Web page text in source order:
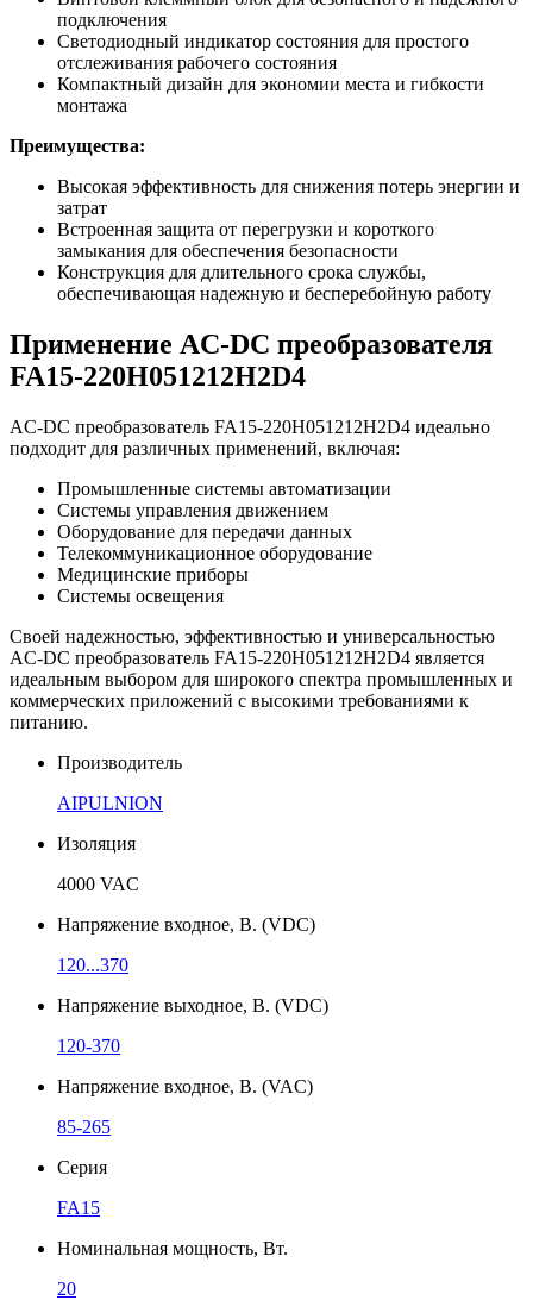
подключения
Светодиодный индикатор состояния для простого
отслеживания рабочего состояния
Компактный дизайн для экономии места и гибкости
монтажа
Преимущества:
Высокая эффективность для снижения потерь энергии и
затрат
Встроенная защита от перегрузки и короткого
замыкания для обеспечения безопасности
Конструкция для длительного срока службы,
обеспечивающая надежную и бесперебойную работу
Применение AC-DC преобразователя
FA15-220H051212H2D4
AC-DC преобразователь FA15-220H051212H2D4 идеально
подходит для различных применений, включая:
Промышленные системы автоматизации
Системы управления движением
Оборудование для передачи данных
Телекоммуникационное оборудование
Медицинские приборы
Системы освещения
Своей надежностью, эффективностью и универсальностью
AC-DC преобразователь FA15-220H051212H2D4 является
идеальным выбором для широкого спектра промышленных и
коммерческих приложений с высокими требованиями к
питанию.
Производитель
AIPULNION
Изоляция
4000 VAC
Напряжение входное, В. (VDC)
120...370
Напряжение выходное, В. (VDC)
120-370
Напряжение входное, В. (VAC)
85-265
Серия
FA15
Номинальная мощность, Вт.
20